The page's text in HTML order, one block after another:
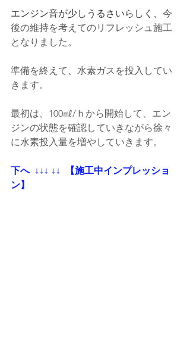
エンジン音が少しうるさいらしく、 今
後の維持を考えてのリフレッシュ施工
となりました。
準備を終えて、水素ガスを投入してい
きます。
最初は、100㎖/ｈから開始して、エン
ジンの状態を確認していきながら徐々
に水素投入量を増やしていきます。
下へ  ↓↓↓ ↓↓  【施工中インプレッショ
ン】